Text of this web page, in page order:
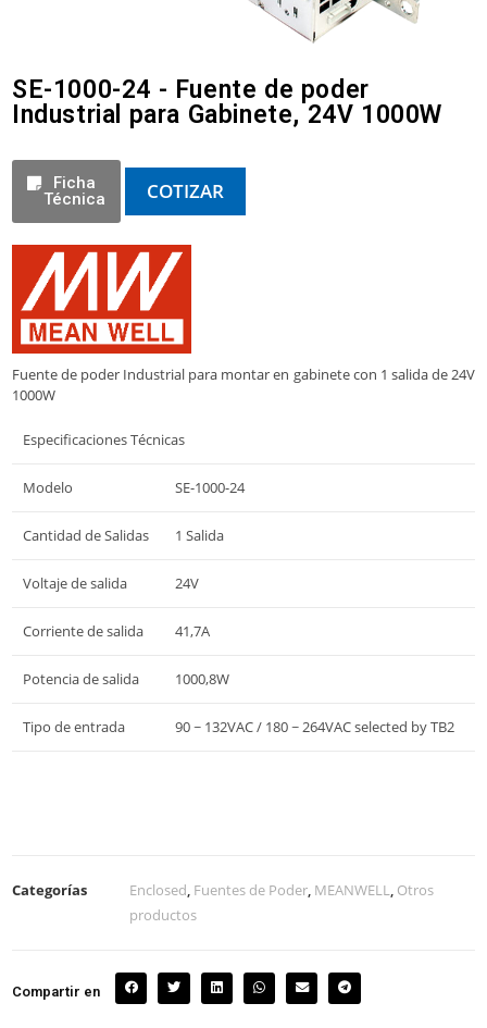
SE-1000-24 - Fuente de poder
Industrial para Gabinete, 24V 1000W
Ficha
Técnica
COTIZAR
Fuente de poder Industrial para montar en gabinete con 1 salida de 24V
1000W
Especificaciones Técnicas
Modelo SE-1000-24
Cantidad de Salidas 1 Salida
Voltaje de salida 24V
Corriente de salida 41,7A
Potencia de salida 1000,8W
Tipo de entrada 90 ~ 132VAC / 180 ~ 264VAC selected by TB2
Categorías Enclosed Fuentes de Poder MEANWELL
Otros
productos
Compartir en